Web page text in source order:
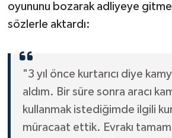
oyununu bozarak adliyeye
sözlerle aktardı:
"3 yıl önce kurtarıcı diye
aldım. Bir süre sonra aracı
kullanmak istediğimde ilgili
müracaat ettik. Evrakı